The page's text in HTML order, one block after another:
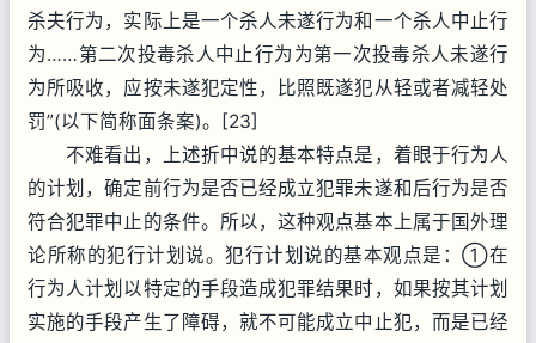
杀夫行为，实际上是一个杀人未遂行为和一个杀人中止行
为……第二次投毒杀人中止行为为第一次投毒杀人未遂行
为所吸收，应按未遂犯定性，比照既遂犯从轻或者减轻处
罚”(以下简称面条案)。[23]
不难看出，上述折中说的基本特点是，着眼于行为人
的计划，确定前行为是否已经成立犯罪未遂和后行为是否
符合犯罪中止的条件。所以，这种观点基本上属于国外理
论所称的犯行计划说。犯行计划说的基本观点是：①在
行为人计划以特定的手段造成犯罪结果时，如果按其计划
实施的手段产生了障碍，就不可能成立中止犯，而是已经